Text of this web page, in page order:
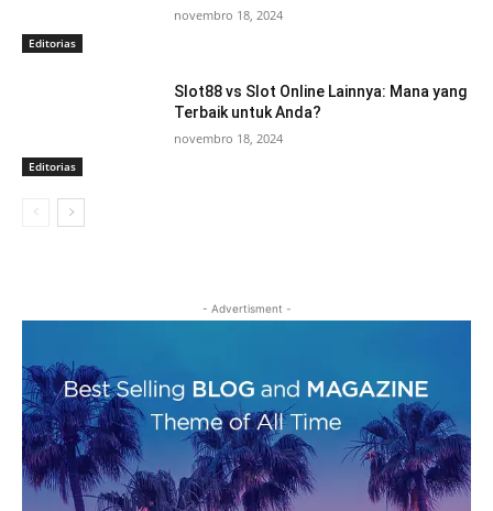
Editorias
novembro 18, 2024
Editorias
Slot88 vs Slot Online Lainnya: Mana yang
Terbaik untuk Anda?
novembro 18, 2024
- Advertisment -